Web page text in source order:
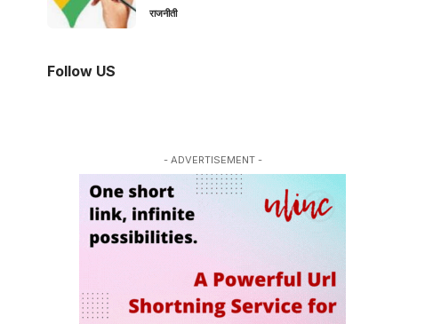
राजनीती
Follow US
- ADVERTISEMENT -